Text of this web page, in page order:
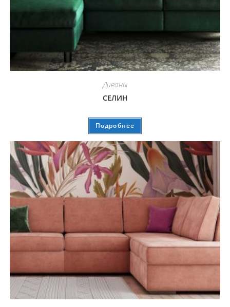
Диваны
СЕЛИН
Подробнее